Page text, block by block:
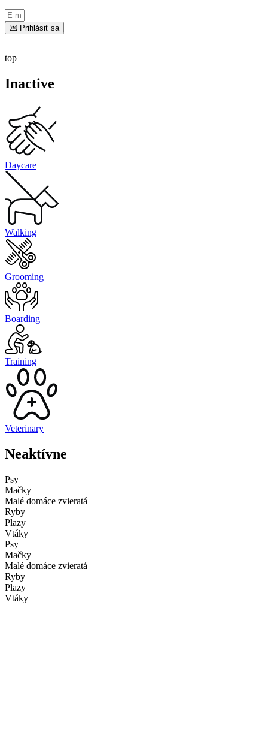
💌 Prihlásiť sa
top
Inactive
Daycare
Walking
Grooming
Boarding
Training
Veterinary
Neaktívne
Psy
Mačky
Malé domáce zvieratá
Ryby
Plazy
Vtáky
Psy
Mačky
Malé domáce zvieratá
Ryby
Plazy
Vtáky